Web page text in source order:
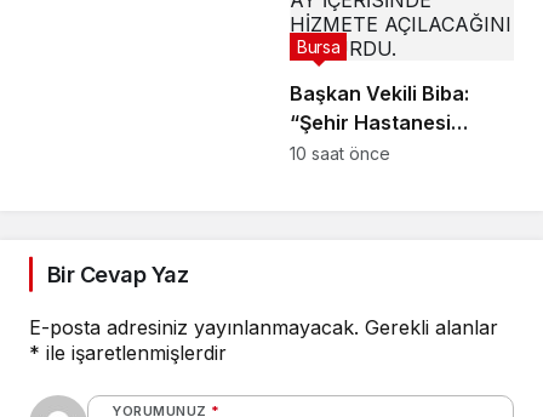
Başkan Vekili Biba:
“Şehir Hastanesi
otoparkı bu ay hizmete
Bursa
10 saat önce
Bir Cevap Yaz
E-posta adresiniz yayınlanmayacak. Gerekli alanlar
* ile işaretlenmişlerdir
YORUMUNUZ *